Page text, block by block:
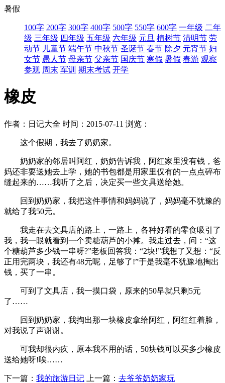
暑假
100字 200字 300字 400字 500字 550字 600字 一年级 二年
级 三年级 四年级 五年级 六年级 元旦 植树节 清明节 劳
动节 儿童节 端午节 中秋节 圣诞节 春节 除夕 元宵节 妇
女节 愚人节 母亲节 父亲节 国庆节 寒假 暑假 春游 观察
参观 周末 军训 期末考试 开学
橡皮
作者：日记大全 时间：2015-07-11 浏览：
这个假期，我去了奶奶家。
奶奶家的邻居叫阿红，奶奶告诉我，阿红家里没有钱，爸
妈还非要送她去上学，她的书包都是用家里仅有的一点点碎布
缝起来的……我听了之后，决定买一些文具送给她。
回到奶奶家，我把这件事情和妈妈说了，妈妈毫不犹豫的
就给了我50元。
我走在去文具店的路上，一路上，各种好看的零食吸引了
我，我一眼就看到一个卖糖葫芦的小摊。我走过去，问：“这
个糖葫芦多少钱一串呀?”老板回答我：“2块!”我想了又想：“反
正用完两块，我还有48元呢，足够了!”于是我毫不犹豫地掏出
钱，买了一串。
可到了文具店，我一摸口袋，原来的50早就只剩5元
了……
回到奶奶家，我掏出那一块橡皮拿给阿红，阿红红着脸，
对我说了声谢谢。
可我却很内疚，原本我不用的话，50块钱可以买多少橡皮
送给她呀!唉……
下一篇： 我的旅游日记 上一篇： 去爷爷奶奶家玩